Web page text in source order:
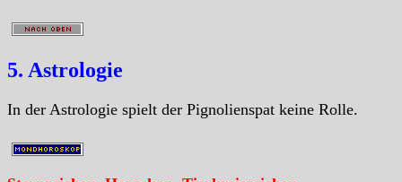
5. Astrologie
In der Astrologie spielt der Pignolienspat keine Rolle.